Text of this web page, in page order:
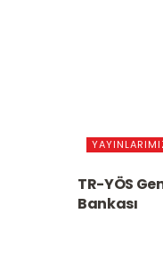
TR-YÖS
Bankası